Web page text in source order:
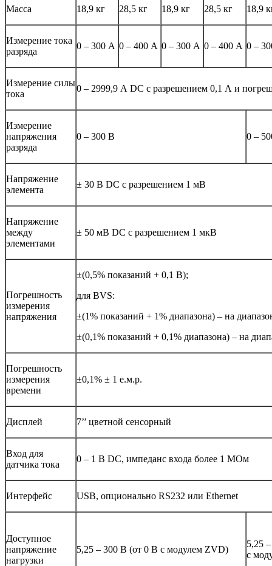
Масса 18,9 кг 28,5 кг 18,9 кг 28,5 кг 18,9
Измерение тока
разряда
0 – 300 А 0 – 400 А 0 – 300 А 0 – 400 А 0 –
Измерение силы
тока
0 – 2999,9 А DC с разрешением 0,1 А и
Измерение
напряжения
разряда
0 – 300 В 0 –
Напряжение
элемента
± 30 В DC с разрешением 1 мВ
Напряжение
между
элементами
± 50 мВ DC с разрешением 1 мкВ
Погрешность
измерения
напряжения
±(0,5% показаний + 0,1 В);
для BVS:
±(1% показаний + 1% диапазона) – на
±(0,1% показаний + 0,1% диапазона) – на
Погрешность
измерения
времени
±0,1% ± 1 е.м.р.
Дисплей 7’’ цветной сенсорный
Вход для
датчика тока
0 – 1 В DC, импеданс входа более 1 МОм
Интерфейс USB, опционально RS232 или Ethernet
Доступное
напряжение
нагрузки
5,25 – 300 В (от 0 В с модулем ZVD)
5,25
с